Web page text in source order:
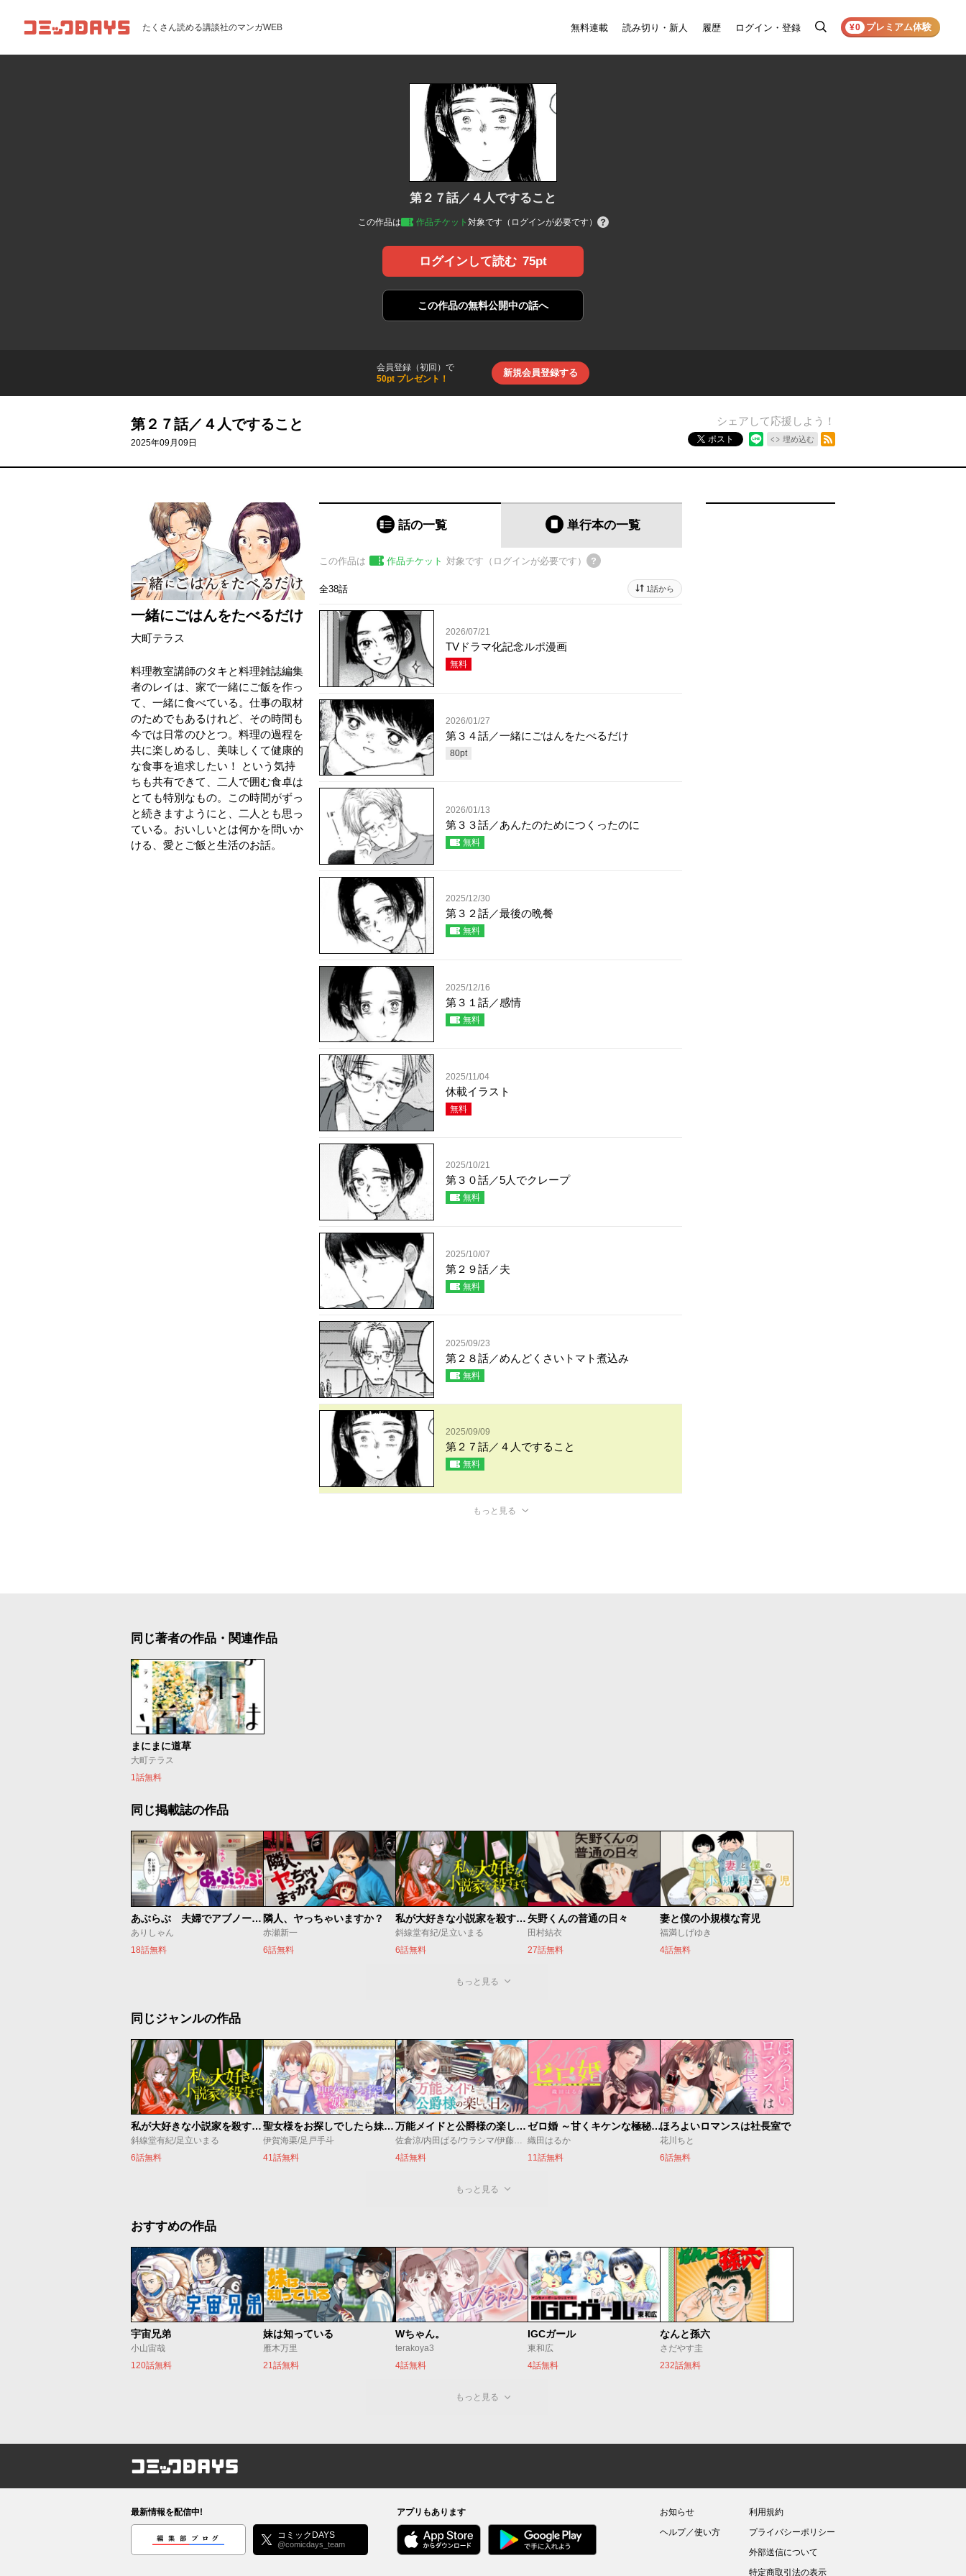
コミックDAYS たくさん読める講談社のマンガWEB 無料連載 読み切り・新人 履歴 ログイン・登録
検
¥0 プレミアム体験
第２７話／４人ですること
この作品は 作品チケット 対象です（ログインが必要です）
ログインして読む 75pt
この作品の無料公開中の話へ
会員登録（初回）で
50pt プレゼント！
新規会員登録する
第２７話／４人ですること
2025年09月09日
シェアして応援しよう！
ポスト 埋め込む
一緒にごはんをたべるだけ
大町テラス
料理教室講師のタキと料理雑誌編集
者のレイは、家で一緒にご飯を作っ
て、一緒に食べている。仕事の取材
のためでもあるけれど、その時間も
今では日常のひとつ。料理の過程を
共に楽しめるし、美味しくて健康的
な食事を追求したい！ という気持
ちも共有できて、二人で囲む食卓は
とても特別なもの。この時間がずっ
と続きますようにと、二人とも思っ
ている。おいしいとは何かを問いか
ける、愛とご飯と生活のお話。
話の一覧 単行本の一覧
この作品は 作品チケット 対象です（ログインが必要です）
全38話 1話から
2026/07/21
TVドラマ化記念ルポ漫画
無料
2026/01/27
第３４話／一緒にごはんをたべるだけ
80pt
2026/01/13
第３３話／あんたのためにつくったのに
無料
2025/12/30
第３２話／最後の晩餐
無料
2025/12/16
第３１話／感情
無料
2025/11/04
休載イラスト
無料
2025/10/21
第３０話／5人でクレープ
無料
2025/10/07
第２９話／夫
無料
2025/09/23
第２８話／めんどくさいトマト煮込み
無料
2025/09/09
第２７話／４人ですること
無料
もっと見る
同じ著者の作品・関連作品
まにまに道草
大町テラス
1話無料
同じ掲載誌の作品
あぶらぶ 夫婦でアブノーマルなラブしませんか？
ありしゃん
18話無料
隣人、ヤっちゃいますか？
赤瀬新一
6話無料
私が大好きな小説家を殺すまで
斜線堂有紀/足立いまる
6話無料
矢野くんの普通の日々
田村結衣
27話無料
妻と僕の小規模な育児
福満しげゆき
4話無料
もっと見る
同じジャンルの作品
私が大好きな小説家を殺すまで
斜線堂有紀/足立いまる
6話無料
聖女様をお探しでしたら妹で間違いありません。さあどうぞお連れください、今すぐ。
伊賀海栗/足戸手斗
41話無料
万能メイドと公爵様の楽しい日々
佐倉涼/内田ぱる/ウラシマ/伊藤テリヤキ
4話無料
ゼロ婚 ～甘くキケンな極秘任務～
織田はるか
11話無料
ほろよいロマンスは社長室で
花川ちと
6話無料
もっと見る
おすすめの作品
宇宙兄弟
小山宙哉
120話無料
妹は知っている
雁木万里
21話無料
Wちゃん。
terakoya3
4話無料
IGCガール
東和広
4話無料
なんと孫六
さだやす圭
232話無料
もっと見る
コミックDAYS
最新情報を配信中!
編集部ブログ コミックDAYS
@comicdays_team
アプリもあります
お知らせ
ヘルプ／使い方
利用規約
プライバシーポリシー
外部送信について
特定商取引法の表示